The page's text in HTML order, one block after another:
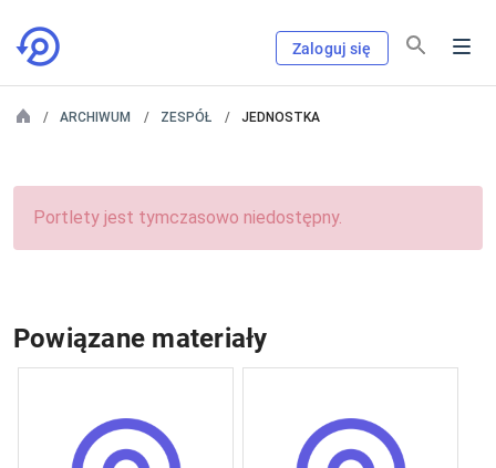
Zaloguj się
ARCHIWUM ZESPÓŁ JEDNOSTKA
Portlety jest tymczasowo niedostępny.
Powiązane materiały